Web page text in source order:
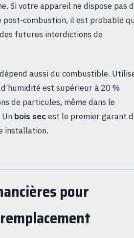
Si votre appareil ne dispose pas
combustion, il est probable
futures interdictions de
aussi du combustible.
est supérieur à 20 %
de particules, même dans le
bois secest le premier garant
installation.
pour